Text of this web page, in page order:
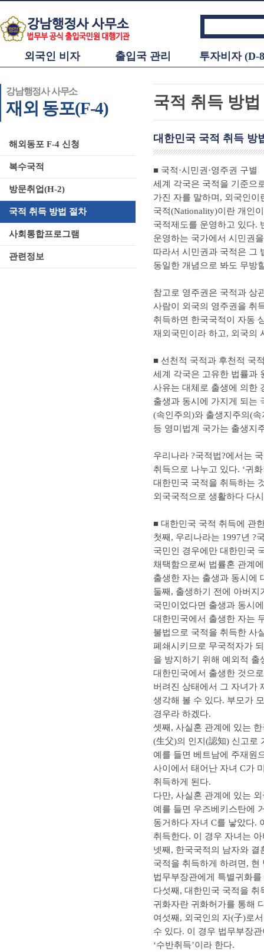
외국인 비자 출입국 관리 투자비자 (D-
강남행정사 사무소
재외 동포(F-4)
해외동포 F-4 신청
복수국적
방문취업(H-2)
국적 취득 방법 절차
사회통합프로그램
관련정보
국적 취득 방
대한민국 국적 취득 방
■ 국적·시민권·영주권 구별
세계 각국은 국적을 기준으
가진 자를 말하며, 외국인
국적(Nationality)이란 개인
국적제도를 운영하고 있다.
운영하는 국가에서 시민권
따라서 시민권과 국적은 그
동일한 개념으로 봐도 무방
참고로 영주권은 국적과 상
사람이 외국의 영주권을 취
취득하면 한국국적이 자동
재외국민이라 하고, 외국의
■ 선천적 국적과 후천적 국
세계 각국은 고유한 법률과
사유는 대체로 출생에 의한
출생과 동시에 가지게 되는
(속인주의)와 출생지주의(속
등 영미법계 국가는 출생지
우리나라 ?국적법?에서는
취득으로 나누고 있다. ‘귀
대한민국 국적을 취득하는
외국국적으로 생활하다 다
■ 대한민국 국적 취득에 관
첫째, 우리나라는 1997년 ?
국민인 경우에만 대한민국
채택함으로써 법률혼 관계
출생한 자는 출생과 동시에
둘째, 출생하기 전에 아버
국민이었다면 출생과 동시
대한민국에서 출생한 자는
불법으로 국적을 취득한 사
폐쇄시키므로 무국적자가
을 방지하기 위해 예외적
대한민국에서 출생한 것으
버려진 상태에서 그 자녀가
생각해 볼 수 있다. 부모가
경우라 하겠다.
셋째, 사실혼 관계에 있는
(生父)의 인지(認知) 신고로
예를 들면 베트남에 주재원
사이에서 태어난 자녀 C가
취득하게 된다.
다만, 사실혼 관계에 있는
예를 들면 우즈베키스탄에
동거하다 자녀 C를 낳았다.
취득한다. 이 경우 자녀는
넷째, 한국국적의 남자와
국적을 취득하게 하려면,
법무부장관에게 특별귀화
다섯째, 대한민국 국적을
귀화자란 귀화허가를 통해
여섯째, 외국인의 자(子)로
수 있다. 이 경우 법무부장
‘수반취득’이라 한다.